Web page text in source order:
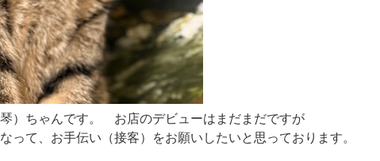
）ちゃんです。 お店のデビューはまだまだですが
って、お手伝い（接客）をお願いしたいと思っております。